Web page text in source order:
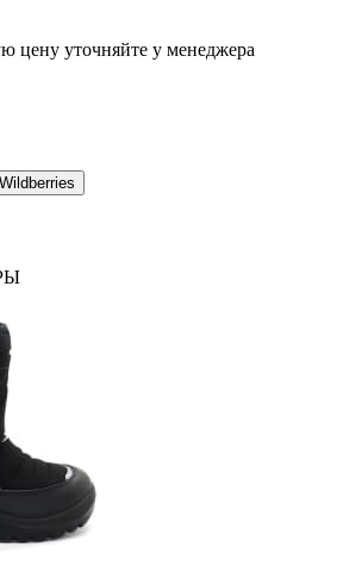
цену уточняйте у менеджера